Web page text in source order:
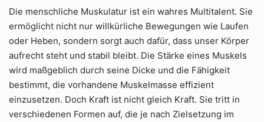
Die menschliche Muskulatur ist ein wahres Multitalent. Sie
ermöglicht nicht nur willkürliche Bewegungen wie Laufen
oder Heben, sondern sorgt auch dafür, dass unser Körper
aufrecht steht und stabil bleibt. Die Stärke eines Muskels
wird maßgeblich durch seine Dicke und die Fähigkeit
bestimmt, die vorhandene Muskelmasse effizient
einzusetzen. Doch Kraft ist nicht gleich Kraft. Sie tritt in
verschiedenen Formen auf, die je nach Zielsetzung im